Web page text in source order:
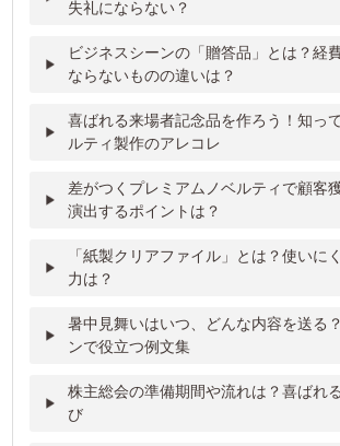
失礼にならない？
ビジネスシーンの「贈答品」とは？経
ならないものの違いは？
喜ばれる来場者記念品を作ろう！知っ
ルティ製作のアレコレ
差がつくプレミアムノベルティで顧客
演出するポイントは？
「紙製クリアファイル」とは？使いに
力は？
暑中見舞いはいつ、どんな内容を送る
ンで役立つ例文集
株主総会の準備期間や流れは？喜ばれ
び